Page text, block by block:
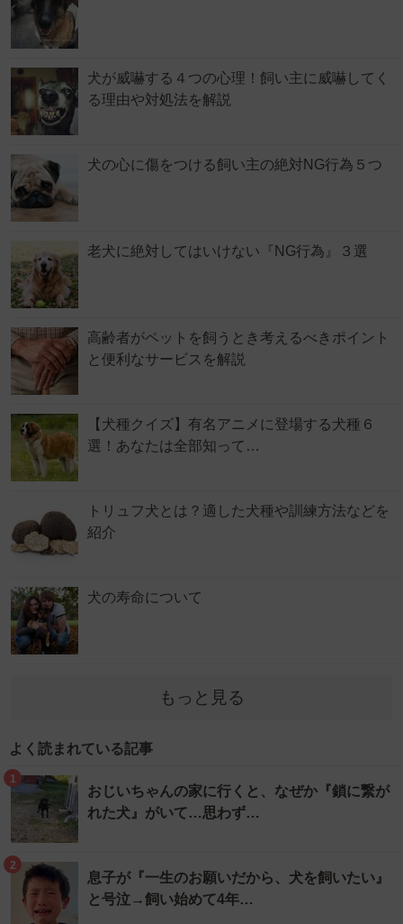
犬が威嚇する４つの心理！飼い主に威嚇してく
る理由や対処法を解説
犬の心に傷をつける飼い主の絶対NG行為５つ
老犬に絶対してはいけない『NG行為』３選
高齢者がペットを飼うとき考えるべきポイント
と便利なサービスを解説
【犬種クイズ】有名アニメに登場する犬種６
選！あなたは全部知って…
トリュフ犬とは？適した犬種や訓練方法などを
紹介
犬の寿命について
もっと見る
よく読まれている記事
1
おじいちゃんの家に行くと、なぜか『鎖に繋が
れた犬』がいて…思わず…
2
息子が『一生のお願いだから、犬を飼いたい』
と号泣→飼い始めて4年…